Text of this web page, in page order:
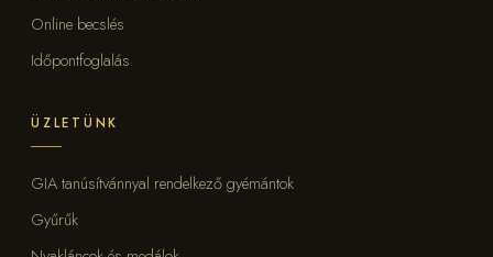
Online becslés
Időpontfoglalás
ÜZLETÜNK
GIA tanúsítvánnyal rendelkező gyémántok
Gyűrűk